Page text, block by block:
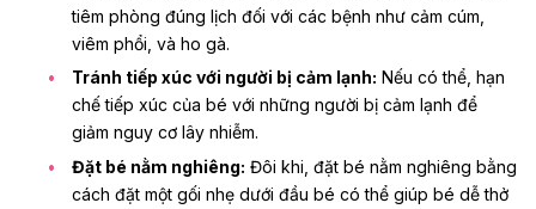
tiêm phòng đúng lịch đối với các bệnh như cảm cúm,
viêm phổi, và ho gà.
Tránh tiếp xúc với người bị cảm lạnh: Nếu có thể, hạn
chế tiếp xúc của bé với những người bị cảm lạnh để
giảm nguy cơ lây nhiễm.
Đặt bé nằm nghiêng: Đôi khi, đặt bé nằm nghiêng bằng
cách đặt một gối nhẹ dưới đầu bé có thể giúp bé dễ thở